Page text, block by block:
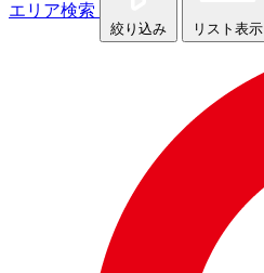
エリア検索
絞り込み リスト表示